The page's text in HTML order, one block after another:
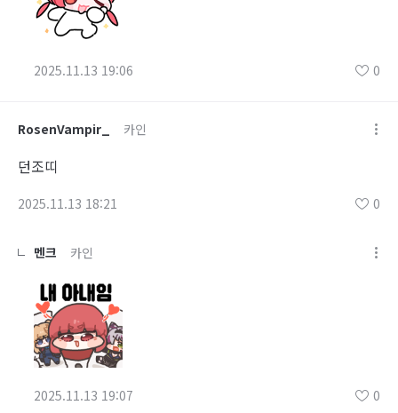
2025.11.13 19:06 0
RosenVampir_ 카인
던조띠
2025.11.13 18:21 0
멘크 카인
2025.11.13 19:07 0